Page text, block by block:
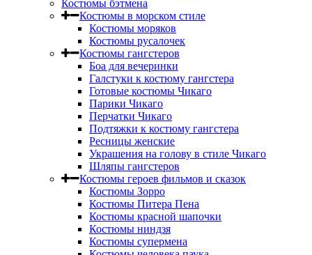
Костюмы бэтмена
Костюмы в морском стиле
Костюмы моряков
Костюмы русалочек
Костюмы гангстеров
Боа для вечеринки
Галстуки к костюму гангстера
Готовые костюмы Чикаго
Парики Чикаго
Перчатки Чикаго
Подтяжки к костюму гангстера
Ресницы женские
Украшения на голову в стиле Чикаго
Шляпы гангстеров
Костюмы героев фильмов и сказок
Костюмы Зорро
Костюмы Питера Пена
Костюмы красной шапочки
Костюмы ниндзя
Костюмы супермена